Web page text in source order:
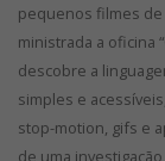
pequenos filmes de
ministrada a oficina
descobre a
simples e
stop-motion, gifs e
de uma